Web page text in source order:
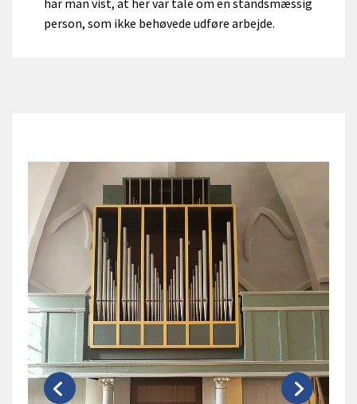
har man vist, at her var tale om en standsmæssig
person, som ikke behøvede udføre arbejde.